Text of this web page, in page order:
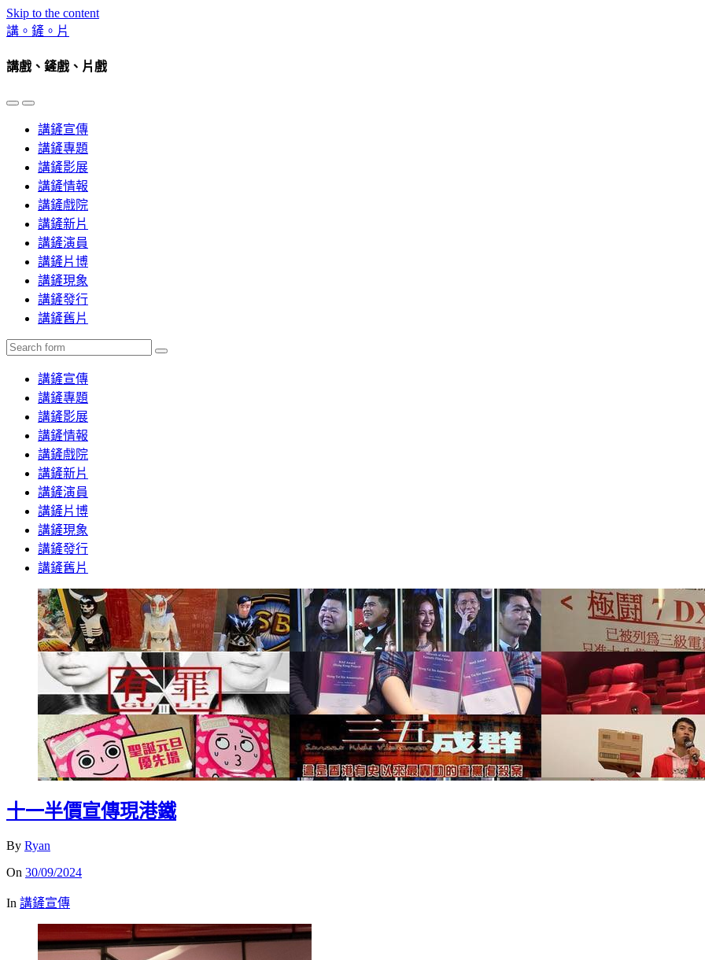
Skip to the content
講。鏟。片
講戲、鏟戲、片戲
Toggle
mobile
Toggle
search
field
講鏟宣傳
講鏟專題
講鏟影展
講鏟情報
講鏟戲院
講鏟新片
講鏟演員
講鏟片博
講鏟現象
講鏟發行
講鏟舊片
Search
講鏟宣傳
講鏟專題
講鏟影展
講鏟情報
講鏟戲院
講鏟新片
講鏟演員
講鏟片博
講鏟現象
講鏟發行
講鏟舊片
十一半價宣傳現港鐵
By Ryan
On 30/09/2024
In 講鏟宣傳